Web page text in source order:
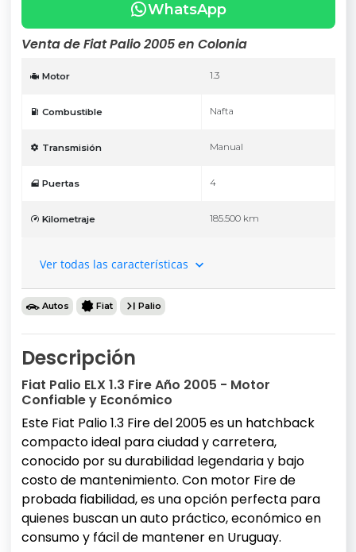
WhatsApp
Venta de Fiat Palio 2005 en Colonia
Motor 1.3
Combustible Nafta
Transmisión Manual
Puertas 4
Kilometraje 185.500 km
Ver todas las características
Autos Fiat Palio
Descripción
Fiat Palio ELX 1.3 Fire Año 2005 - Motor
Confiable y Económico
Este Fiat Palio 1.3 Fire del 2005 es un hatchback
compacto ideal para ciudad y carretera,
conocido por su durabilidad legendaria y bajo
costo de mantenimiento. Con motor Fire de
probada fiabilidad, es una opción perfecta para
quienes buscan un auto práctico, económico en
consumo y fácil de mantener en Uruguay.